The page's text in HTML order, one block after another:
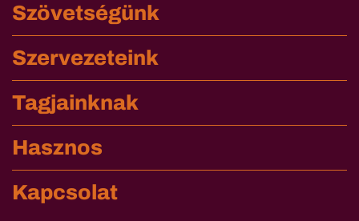
Szövetségünk
Szervezeteink
Tagjainknak
Hasznos
Kapcsolat